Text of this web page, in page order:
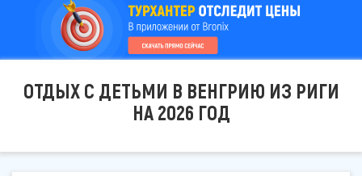
ОТДЫХ С ДЕТЬМИ В ВЕНГРИЮ ИЗ РИГИ
НА 2026 ГОД